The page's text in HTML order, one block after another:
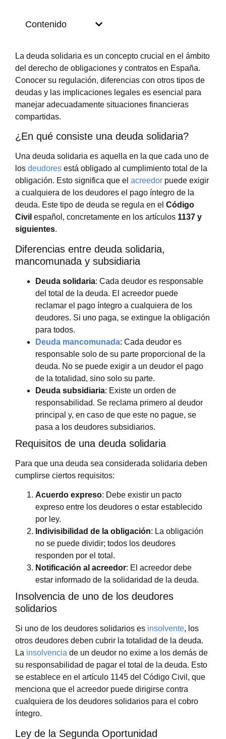
Contenido
La deuda solidaria es un concepto crucial en el ámbito
del derecho de obligaciones y contratos en España.
Conocer su regulación, diferencias con otros tipos de
deudas y las implicaciones legales es esencial para
manejar adecuadamente situaciones financieras
compartidas.
¿En qué consiste una deuda solidaria?
Una deuda solidaria es aquella en la que cada uno de
los deudores está obligado al cumplimiento total de la
obligación. Esto significa que el acreedor puede exigir
a cualquiera de los deudores el pago íntegro de la
deuda. Este tipo de deuda se regula en el Código
Civil español, concretamente en los artículos 1137 y
siguientes.
Diferencias entre deuda solidaria,
mancomunada y subsidiaria
Deuda solidaria: Cada deudor es responsable
del total de la deuda. El acreedor puede
reclamar el pago íntegro a cualquiera de los
deudores. Si uno paga, se extingue la obligación
para todos.
Deuda mancomunada: Cada deudor es
responsable solo de su parte proporcional de la
deuda. No se puede exigir a un deudor el pago
de la totalidad, sino solo su parte.
Deuda subsidiaria: Existe un orden de
responsabilidad. Se reclama primero al deudor
principal y, en caso de que este no pague, se
pasa a los deudores subsidiarios.
Requisitos de una deuda solidaria
Para que una deuda sea considerada solidaria deben
cumplirse ciertos requisitos:
Acuerdo expreso: Debe existir un pacto
expreso entre los deudores o estar establecido
por ley.
Indivisibilidad de la obligación: La obligación
no se puede dividir; todos los deudores
responden por el total.
Notificación al acreedor: El acreedor debe
estar informado de la solidaridad de la deuda.
Insolvencia de uno de los deudores
solidarios
Si uno de los deudores solidarios es insolvente, los
otros deudores deben cubrir la totalidad de la deuda.
La insolvencia de un deudor no exime a los demás de
su responsabilidad de pagar el total de la deuda. Esto
se establece en el artículo 1145 del Código Civil, que
menciona que el acreedor puede dirigirse contra
cualquiera de los deudores solidarios para el cobro
íntegro.
Ley de la Segunda Oportunidad